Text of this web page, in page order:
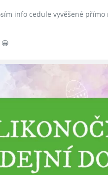
info cedule vyvěšené